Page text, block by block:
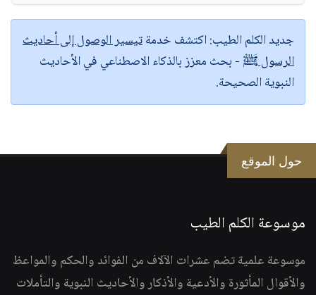
جديد الكلم الطيب:اكتشف خدمةتيسير الوصول إلى أحاديث
الرسول ﷺ - بحث معزز بالذكاء الاصطناعي في الأحاديث
النبوية الصحيحة.
حول الموقع
موسوعة الكلم الطيب
موسوعة علمية تضم عشرات الآلاف من الفوائد والحكم والمواعظ
والأقوال المأثورة والأدعية والأذكار والأحاديث النبوية والتأملات